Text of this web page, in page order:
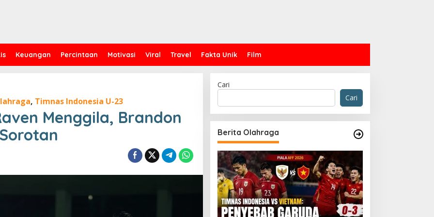
Keuangan Percintaan Motivasi Viral Travel Fakta Unik Film
, Timnas Indonesia U-23
Menggila, Brandon
Cari
Cari
Berita Olahraga